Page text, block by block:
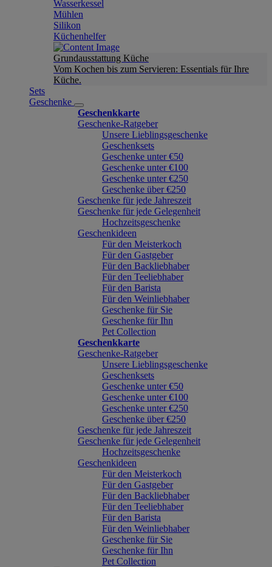
Wasserkessel
Mühlen
Silikon
Küchenhelfer
Grundausstattung Küche
Vom Kochen bis zum Servieren: Essentials für Ihre
Küche.
Sets
Geschenke
Geschenkkarte
Geschenke-Ratgeber
Unsere Lieblingsgeschenke
Geschenksets
Geschenke unter €50
Geschenke unter €100
Geschenke unter €250
Geschenke über €250
Geschenke für jede Jahreszeit
Geschenke für jede Gelegenheit
Hochzeitsgeschenke
Geschenkideen
Für den Meisterkoch
Für den Gastgeber
Für den Backliebhaber
Für den Teeliebhaber
Für den Barista
Für den Weinliebhaber
Geschenke für Sie
Geschenke für Ihn
Pet Collection
Geschenkkarte
Geschenke-Ratgeber
Unsere Lieblingsgeschenke
Geschenksets
Geschenke unter €50
Geschenke unter €100
Geschenke unter €250
Geschenke über €250
Geschenke für jede Jahreszeit
Geschenke für jede Gelegenheit
Hochzeitsgeschenke
Geschenkideen
Für den Meisterkoch
Für den Gastgeber
Für den Backliebhaber
Für den Teeliebhaber
Für den Barista
Für den Weinliebhaber
Geschenke für Sie
Geschenke für Ihn
Pet Collection